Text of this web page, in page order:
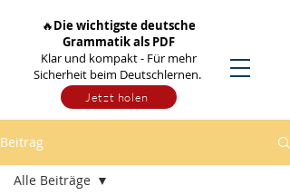
🔥Die wichtigste deutsche
Grammatik als PDF
Klar und kompakt - Für mehr
Sicherheit beim Deutschlernen.
Jetzt holen
Beitrag
Alle Beiträge